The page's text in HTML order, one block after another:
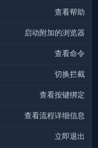
查看帮助
启动附加的浏览器
查看命令
切换拦截
查看按键绑定
查看流程详细信息
立即退出